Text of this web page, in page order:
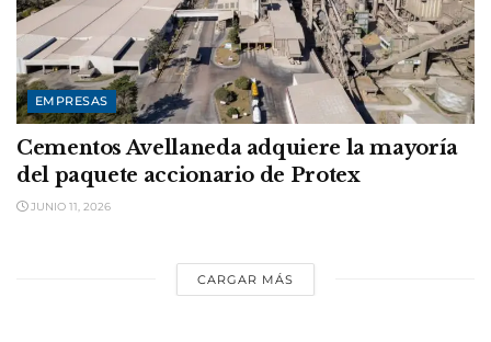
EMPRESAS
Cementos Avellaneda adquiere la mayoría
del paquete accionario de Protex
JUNIO 11, 2026
CARGAR MÁS